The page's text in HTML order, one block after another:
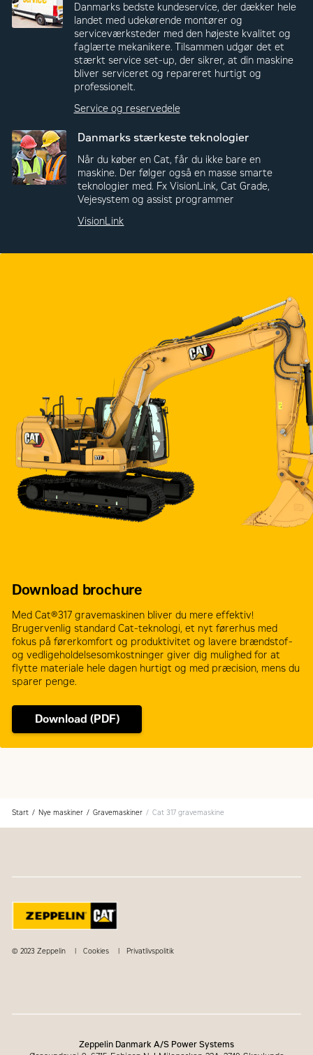
Danmarks bedste kundeservice, der dækker hele
landet med udekørende montører og
serviceværksteder med den højeste kvalitet og
faglærte mekanikere. Tilsammen udgør det et
stærkt service set-up, der sikrer, at din maskine
bliver serviceret og repareret hurtigt og
professionelt.
Service og reservedele
Danmarks stærkeste teknologier
Når du køber en Cat, får du ikke bare en
maskine. Der følger også en masse smarte
teknologier med. Fx VisionLink, Cat Grade,
Vejesystem og assist programmer
VisionLink
Download brochure
Med Cat®317 gravemaskinen bliver du mere effektiv!
Brugervenlig standard Cat-teknologi, et nyt førerhus med
fokus på førerkomfort og produktivitet og lavere brændstof-
og vedligeholdelsesomkostninger giver dig mulighed for at
flytte materiale hele dagen hurtigt og med præcision, mens du
sparer penge.
Download (PDF)
Start Nye maskiner Gravemaskiner Cat 317 gravemaskine
© 2023 Zeppelin Cookies Privatlivspolitik
Zeppelin Danmark A/S Power Systems